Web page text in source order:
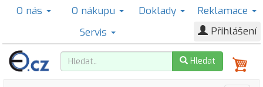
O nás O nákupu Doklady
Reklamace
Servis
Přihlášení
Hledat